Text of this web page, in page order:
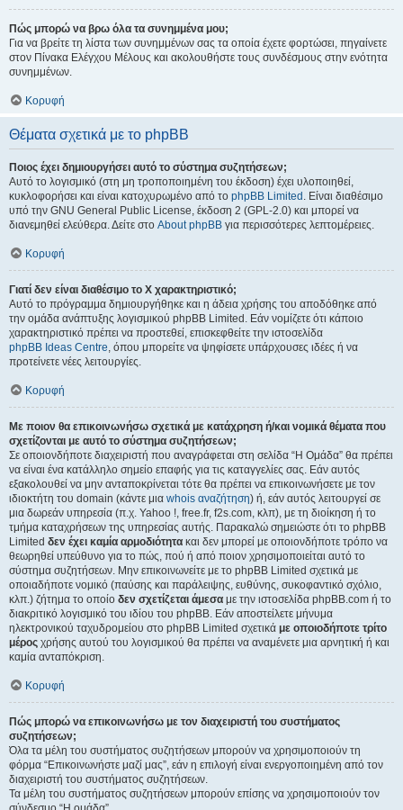
Πώς μπορώ να βρω όλα τα συνημμένα μου;
Για να βρείτε τη λίστα των συνημμένων σας τα οποία έχετε φορτώσει, πηγαίνετε
στον Πίνακα Ελέγχου Μέλους και ακολουθήστε τους συνδέσμους στην ενότητα
συνημμένων.
Κορυφή
Θέματα σχετικά με το phpBB
Ποιος έχει δημιουργήσει αυτό το σύστημα συζητήσεων;
Αυτό το λογισμικό (στη μη τροποποιημένη του έκδοση) έχει υλοποιηθεί,
κυκλοφορήσει και είναι κατοχυρωμένο από το phpBB Limited . Είναι διαθέσιμο
υπό την GNU General Public License, έκδοση 2 (GPL-2.0) και μπορεί να
διανεμηθεί ελεύθερα. Δείτε στο About phpBB για περισσότερες λεπτομέρειες.
Κορυφή
Γιατί δεν είναι διαθέσιμο το Χ χαρακτηριστικό;
Αυτό το πρόγραμμα δημιουργήθηκε και η άδεια χρήσης του αποδόθηκε από
την ομάδα ανάπτυξης λογισμικού phpBB Limited. Εάν νομίζετε ότι κάποιο
χαρακτηριστικό πρέπει να προστεθεί, επισκεφθείτε την ιστοσελίδα
phpBB Ideas Centre, όπου μπορείτε να ψηφίσετε υπάρχουσες ιδέες ή να
προτείνετε νέες λειτουργίες.
Κορυφή
Με ποιον θα επικοινωνήσω σχετικά με κατάχρηση ή/και νομικά θέματα που
σχετίζονται με αυτό το σύστημα συζητήσεων;
Σε οποιονδήποτε διαχειριστή που αναγράφεται στη σελίδα “Η Ομάδα” θα πρέπει
να είναι ένα κατάλληλο σημείο επαφής για τις καταγγελίες σας. Εάν αυτός
εξακολουθεί να μην ανταποκρίνεται τότε θα πρέπει να επικοινωνήσετε με τον
ιδιοκτήτη του domain (κάντε μια whois αναζήτηση) ή, εάν αυτός λειτουργεί σε
μια δωρεάν υπηρεσία (π.χ. Yahoo !, free.fr, f2s.com, κλπ), με τη διοίκηση ή το
τμήμα καταχρήσεων της υπηρεσίας αυτής. Παρακαλώ σημειώστε ότι το phpBB
Limited δεν έχει καμία αρμοδιότητα και δεν μπορεί με οποιονδήποτε τρόπο να
θεωρηθεί υπεύθυνο για το πώς, πού ή από ποιον χρησιμοποιείται αυτό το
σύστημα συζητήσεων. Μην επικοινωνείτε με το phpBB Limited σχετικά με
οποιαδήποτε νομικό (παύσης και παράλειψης, ευθύνης, συκοφαντικό σχόλιο,
κλπ.) ζήτημα το οποίο δεν σχετίζεται άμεσα με την ιστοσελίδα phpBB.com ή το
διακριτικό λογισμικό του ιδίου του phpBB. Εάν αποστείλετε μήνυμα
ηλεκτρονικού ταχυδρομείου στο phpBB Limited σχετικά με οποιοδήποτε τρίτο
μέρος χρήσης αυτού του λογισμικού θα πρέπει να αναμένετε μια αρνητική ή και
καμία ανταπόκριση.
Κορυφή
Πώς μπορώ να επικοινωνήσω με τον διαχειριστή του συστήματος
συζητήσεων;
Όλα τα μέλη του συστήματος συζητήσεων μπορούν να χρησιμοποιούν τη
φόρμα “Επικοινωνήστε μαζί μας”, εάν η επιλογή είναι ενεργοποιημένη από τον
διαχειριστή του συστήματος συζητήσεων.
Τα μέλη του συστήματος συζητήσεων μπορούν επίσης να χρησιμοποιούν τον